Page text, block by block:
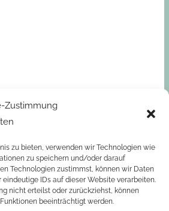
Zustimmung
zu bieten, verwenden wir Technologien wie
zu speichern und/oder darauf
Technologien zustimmst, können wir Daten
IDs auf dieser Website verarbeiten.
nicht erteilst oder zurückziehst, können
beeinträchtigt werden.